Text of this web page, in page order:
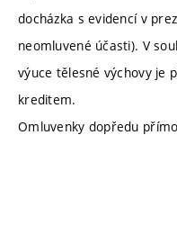
docházka s evidencí v
neomluvené účasti). V
výuce tělesné výchovy je
kreditem.
Omluvenky dopředu